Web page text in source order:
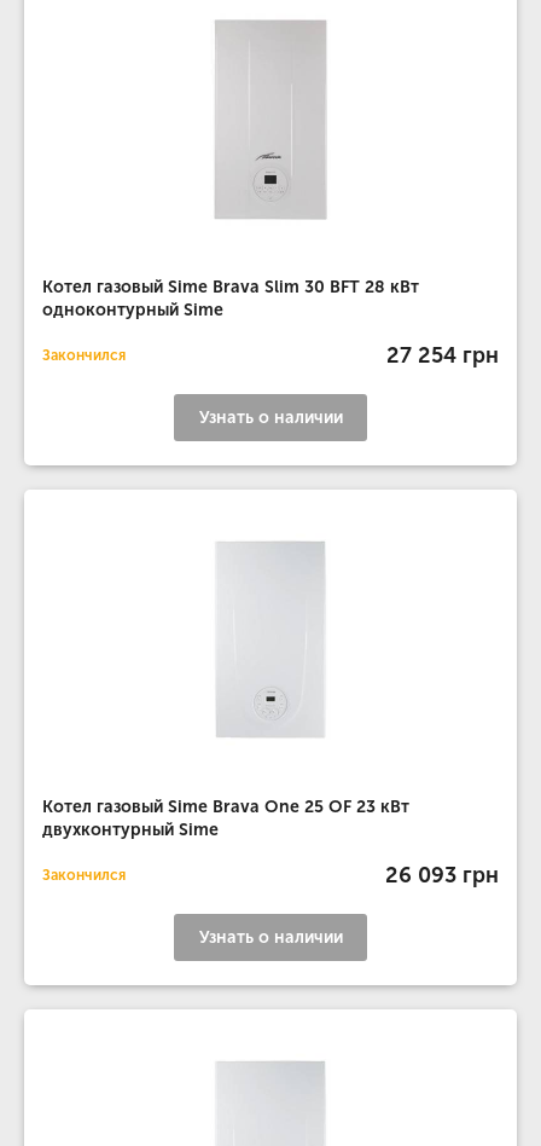
Котел газовый Sime Brava Slim 30 BFT 28 кВт
одноконтурный Sime
Закончился 27 254 грн
Узнать о наличии
Котел газовый Sime Brava One 25 OF 23 кВт
двухконтурный Sime
Закончился 26 093 грн
Узнать о наличии